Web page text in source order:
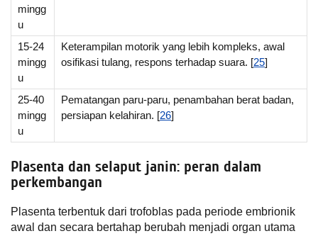
mingg
u
15-24
mingg
u
Keterampilan motorik yang lebih kompleks, awal
osifikasi tulang, respons terhadap suara. [25]
25-40
mingg
u
Pematangan paru-paru, penambahan berat badan,
persiapan kelahiran. [26]
Plasenta dan selaput janin: peran dalam
perkembangan
Plasenta terbentuk dari trofoblas pada periode embrionik
awal dan secara bertahap berubah menjadi organ utama